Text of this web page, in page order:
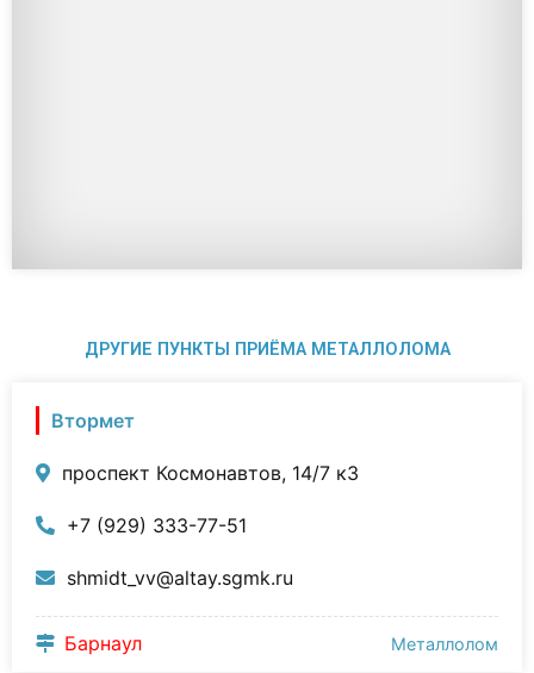
ДРУГИЕ ПУНКТЫ ПРИЁМА МЕТАЛЛОЛОМА
Втормет
проспект Космонавтов, 14/7 к3
+7 (929) 333-77-51
shmidt_vv@altay.sgmk.ru
Барнаул Металлолом